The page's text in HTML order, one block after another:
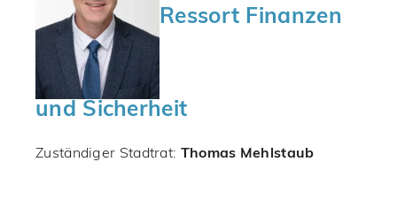
Ressort Finanzen
und Sicherheit
Zuständiger Stadtrat: Thomas Mehlstaub